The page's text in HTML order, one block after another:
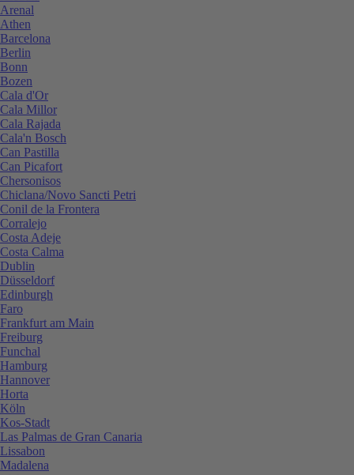
Arenal
Athen
Barcelona
Berlin
Bonn
Bozen
Cala d'Or
Cala Millor
Cala Rajada
Cala'n Bosch
Can Pastilla
Can Picafort
Chersonisos
Chiclana/Novo Sancti Petri
Conil de la Frontera
Corralejo
Costa Adeje
Costa Calma
Dublin
Düsseldorf
Edinburgh
Faro
Frankfurt am Main
Freiburg
Funchal
Hamburg
Hannover
Horta
Köln
Kos-Stadt
Las Palmas de Gran Canaria
Lissabon
Madalena